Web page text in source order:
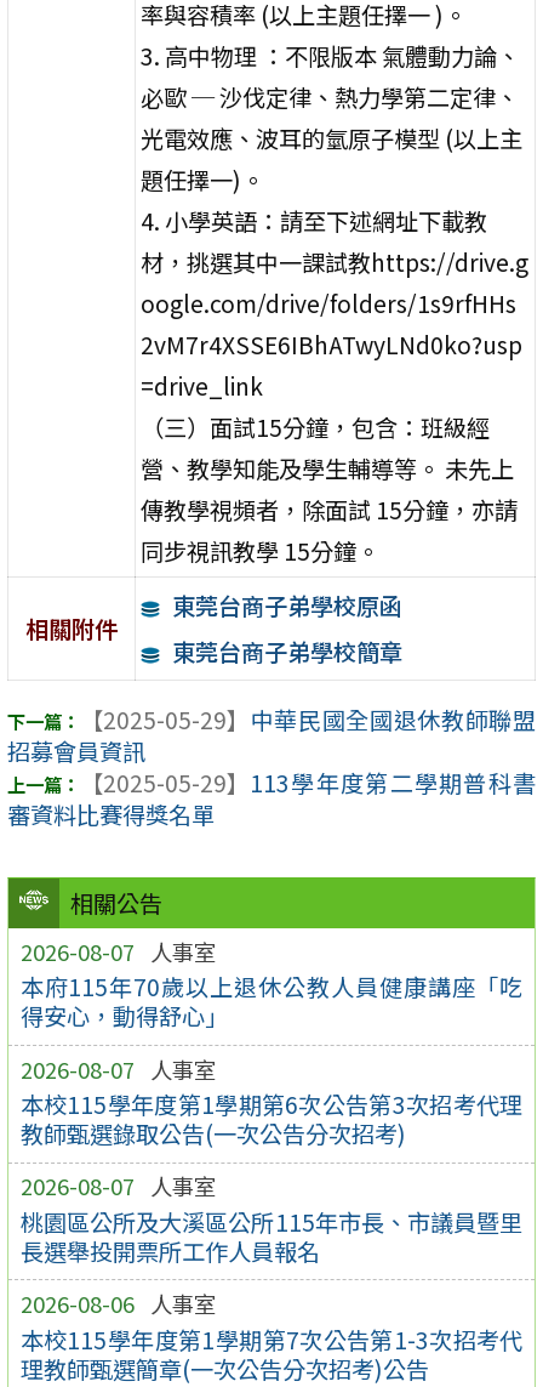
相關公告
2026-08-07 人事室
本府115年70歲以上退休公教人員健康講座「吃
得安心，動得舒心」
2026-08-07 人事室
本校115學年度第1學期第6次公告第3次招考代理
教師甄選錄取公告(一次公告分次招考)
2026-08-07 人事室
桃園區公所及大溪區公所115年市長、市議員暨里
長選舉投開票所工作人員報名
2026-08-06 人事室
本校115學年度第1學期第7次公告第1-3次招考代
理教師甄選簡章(一次公告分次招考)公告
率與容積率 (以上主題任擇一 )。
3. 高中物理 ：不限版本 氣體動力論、
必歐 ─ 沙伐定律、熱力學第二定律、
光電效應、波耳的氫原子模型 (以上主
題任擇一)。
4. 小學英語：請至下述網址下載教
材，挑選其中一課試教https://drive.g
oogle.com/drive/folders/1s9rfHHs
2vM7r4XSSE6IBhATwyLNd0ko?usp
=drive_link
（三）面試15分鐘，包含：班級經
營、教學知能及學生輔導等。 未先上
傳教學視頻者，除面試 15分鐘，亦請
同步視訊教學 15分鐘。
相關附件
東莞台商子弟學校原函
東莞台商子弟學校簡章
【2025-05-29】 中華民國全國退休教師聯盟
招募會員資訊
【2025-05-29】 113學年度第二學期普科書
審資料比賽得獎名單